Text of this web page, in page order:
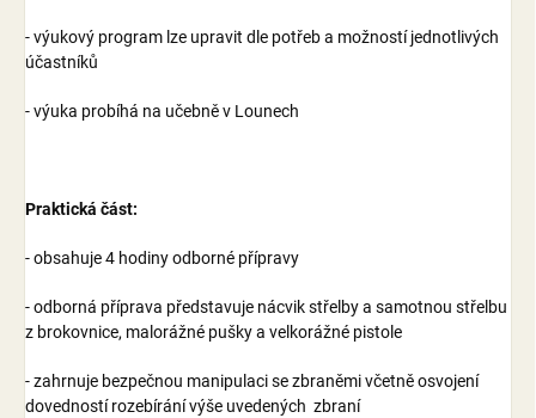
- výukový program lze upravit dle potřeb a možností jednotlivých
účastníků
- výuka probíhá na učebně v Lounech
Praktická část:
- obsahuje 4 hodiny odborné přípravy
- odborná příprava představuje nácvik střelby a samotnou střelbu
z brokovnice, malorážné pušky a velkorážné pistole
- zahrnuje bezpečnou manipulaci se zbraněmi včetně osvojení
dovedností rozebírání výše uvedených zbraní